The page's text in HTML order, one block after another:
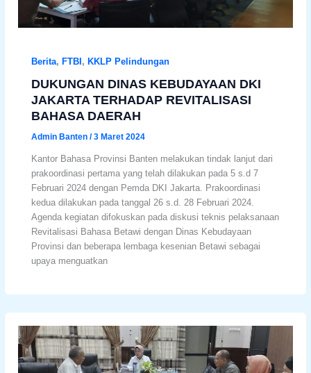
Berita, FTBI , KKLP Pelindungan
DUKUNGAN DINAS KEBUDAYAAN DKI
JAKARTA TERHADAP REVITALISASI
BAHASA DAERAH
Admin Banten/3 Maret 2024
Kantor Bahasa Provinsi Banten melakukan tindak lanjut dari
prakoordinasi pertama yang telah dilakukan pada 5 s.d 7
Februari 2024 dengan Pemda DKI Jakarta. Prakoordinasi
kedua dilakukan pada tanggal 26 s.d. 28 Februari 2024.
Agenda kegiatan difokuskan pada diskusi teknis pelaksanaan
Revitalisasi Bahasa Betawi dengan Dinas Kebudayaan
Provinsi dan beberapa lembaga kesenian Betawi sebagai
upaya menguatkan